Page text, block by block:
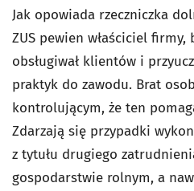
Jak opowiada rzeczniczka
ZUS pewien właściciel
obsługiwał klientów i
praktyk do zawodu. Brat
kontrolującym, że ten
Zdarzają się przypadki
z tytułu drugiego
gospodarstwie rolnym, a